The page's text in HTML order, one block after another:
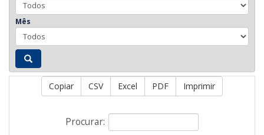
Mês
Copiar CSV Excel PDF Imprimir
Procurar: